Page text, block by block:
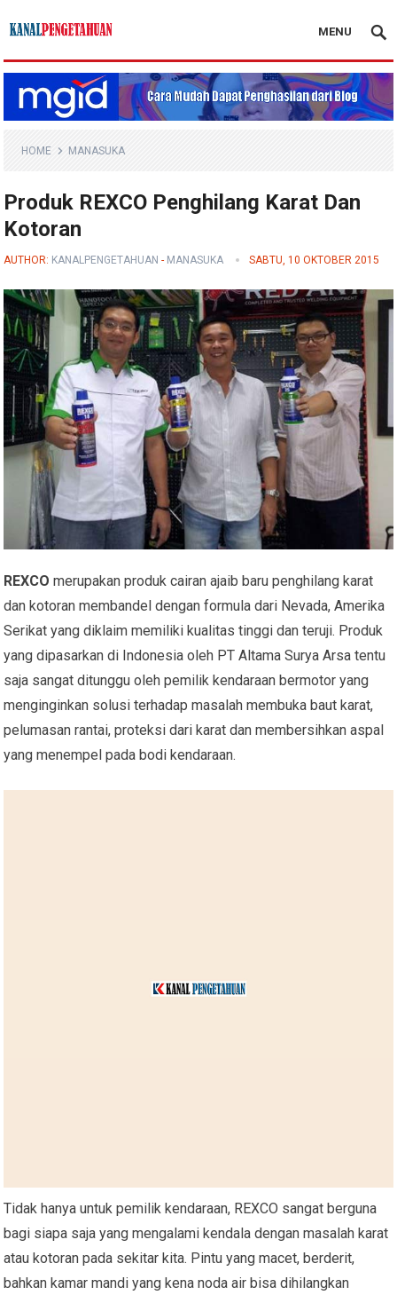
Kanal Pengetahuan
MENU
HOME MANASUKA
Produk REXCO Penghilang Karat Dan
Kotoran
AUTHOR: KANALPENGETAHUAN - MANASUKA SABTU, 10 OKTOBER 2015
REXCO merupakan produk cairan ajaib baru penghilang karat
dan kotoran membandel dengan formula dari Nevada, Amerika
Serikat yang diklaim memiliki kualitas tinggi dan teruji. Produk
yang dipasarkan di Indonesia oleh PT Altama Surya Arsa tentu
saja sangat ditunggu oleh pemilik kendaraan bermotor yang
menginginkan solusi terhadap masalah membuka baut karat,
pelumasan rantai, proteksi dari karat dan membersihkan aspal
yang menempel pada bodi kendaraan.
Tidak hanya untuk pemilik kendaraan, REXCO sangat berguna
bagi siapa saja yang mengalami kendala dengan masalah karat
atau kotoran pada sekitar kita. Pintu yang macet, berderit,
bahkan kamar mandi yang kena noda air bisa dihilangkan